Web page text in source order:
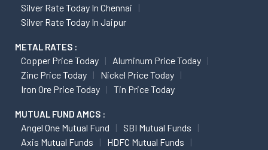
Silver Rate Today In Chennai
Silver Rate Today In Jaipur
METAL RATES :
Copper Price Today
Aluminum Price Today
Zinc Price Today
Nickel Price Today
Iron Ore Price Today
Tin Price Today
MUTUAL FUND AMCS :
Angel One Mutual Fund
SBI Mutual Funds
Axis Mutual Funds
HDFC Mutual Funds